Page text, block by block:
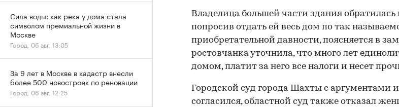
Владелица большей части здания обратилась
попросив отдать ей весь дом по так
приобретательной давности, поясняется в
ростовчанка уточнила, что много лет
домом, платит за него все налоги и несет
Городской суд города Шахты с аргументами
согласился, областной суд также отказал
Сила воды: как река у дома стала
символом премиальной жизни в
Москве
Город, 06 авг, 13:05
За 9 лет в Москве в кадастр внесли
более 500 новостроек по реновации
Город, 06 авг, 12:25